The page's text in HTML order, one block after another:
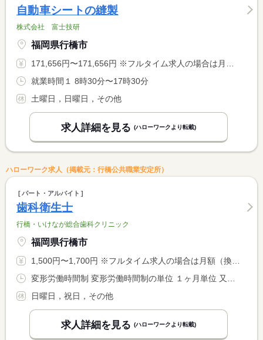
自動車シートの縫製
株式会社 富士技研
福岡県行橋市
171,656円〜171,656円 ※フルタイム求人の場合は月額（換算額）、パート求人の場合は時間額を表示しています。
就業時間１ 8時30分〜17時30分
土曜日，日曜日，その他
求人詳細を見る (ハローワークより転載)
ハローワーク求人（掲載元：行橋公共職業安定所）
パート・アルバイト
歯科衛生士
行橋・いけなが総合歯科クリニック
福岡県行橋市
1,500円〜1,700円 ※フルタイム求人の場合は月額（換算額）、パート求人の場合は時間額を表示しています。
日曜日，祝日，その他
求人詳細を見る (ハローワークより転載)